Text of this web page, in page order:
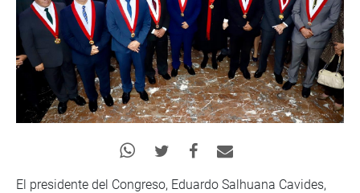
El presidente del Congreso, Eduardo Salhuana Cavides,